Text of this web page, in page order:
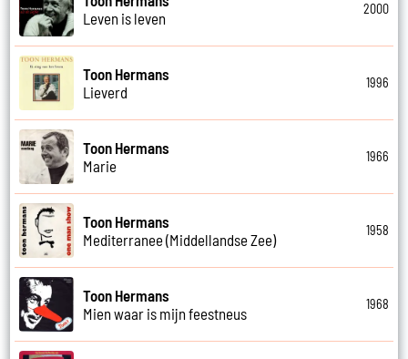
Leven is leven
2000
Toon Hermans
Lieverd
1996
Toon Hermans
Marie
1966
Toon Hermans
Mediterranee (Middellandse Zee)
1958
Toon Hermans
Mien waar is mijn feestneus
1968